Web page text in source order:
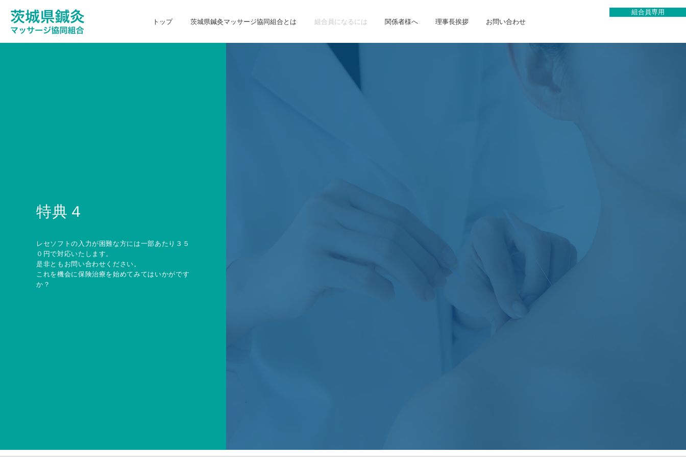
組合員専用
トップ
茨城県鍼灸マッサージ協同組合とは 組合員になるには 関係者様へ 理事長挨拶 お問い合わせ
特典４
レセソフトの入力が困難な方には一部あたり３５
０円で対応いたします。
是非ともお問い合わせください。
これを機会に保険治療を始めてみてはいかがです
か？